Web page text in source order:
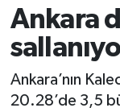
Ankara
Ankara’nın
20.28’de 3,5
Ekonomi
Genel
Gündem
Yunusemre
Süper Lig
Tüm